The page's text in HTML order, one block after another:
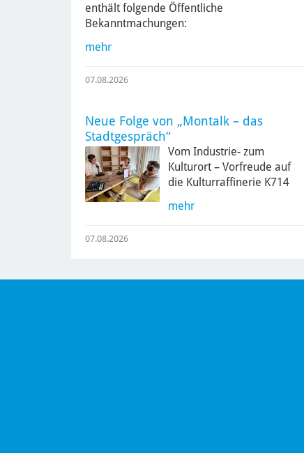
enthält folgende Öffentliche
Bekanntmachungen:
mehr
07.08.2026
Neue Folge von „Montalk – das
Stadtgespräch“
Vom Industrie- zum
Kulturort – Vorfreude auf
die Kulturraffinerie K714
mehr
07.08.2026